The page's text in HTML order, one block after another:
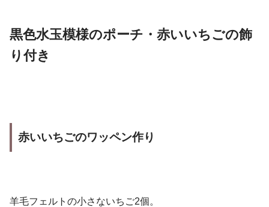
黒色水玉模様のポーチ・赤いいちごの飾
り付き
赤いいちごのワッペン作り
羊毛フェルトの小さないちご2個。